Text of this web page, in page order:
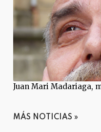
Juan Mari Madariaga,
MÁS NOTICIAS